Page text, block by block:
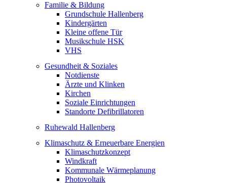
Familie & Bildung
Grundschule Hallenberg
Kindergärten
Kleine offene Tür
Musikschule HSK
VHS
Gesundheit & Soziales
Notdienste
Ärzte und Klinken
Kirchen
Soziale Einrichtungen
Standorte Defibrillatoren
Ruhewald Hallenberg
Klimaschutz & Erneuerbare Energien
Klimaschutzkonzept
Windkraft
Kommunale Wärmeplanung
Photovoltaik